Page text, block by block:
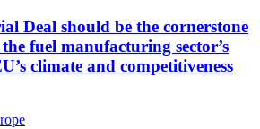
Deal should be the cornerstone
fuel manufacturing sector’s
climate and competitiveness